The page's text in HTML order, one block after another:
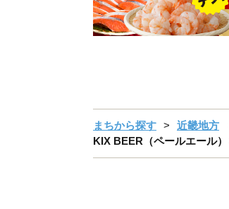
まちから探す 近畿地方
KIX BEER（ペールエール